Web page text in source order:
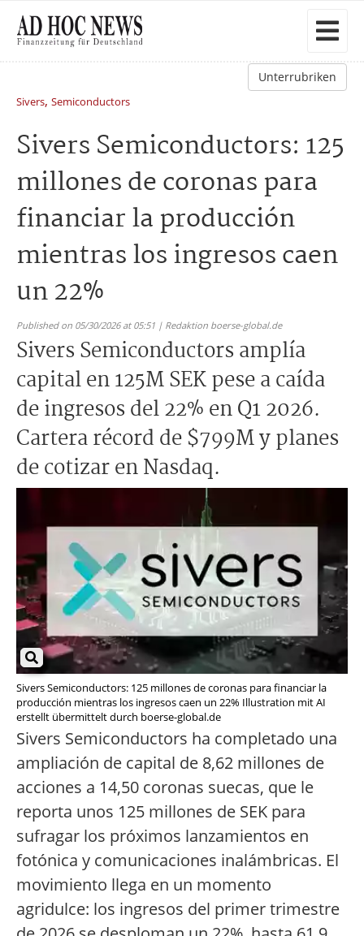
Unterrubriken
Sivers, Semiconductors
Sivers Semiconductors: 125
millones de coronas para
financiar la producción
mientras los ingresos caen
un 22%
Published on 05/30/2026 at 05:51 | Redaktion boerse-global.de
Sivers Semiconductors amplía
capital en 125M SEK pese a caída
de ingresos del 22% en Q1 2026.
Cartera récord de $799M y planes
de cotizar en Nasdaq.
Sivers Semiconductors: 125 millones de coronas para financiar la
producción mientras los ingresos caen un 22% Illustration mit AI
erstellt übermittelt durch boerse-global.de
Sivers Semiconductors ha completado una
ampliación de capital de 8,62 millones de
acciones a 14,50 coronas suecas, que le
reporta unos 125 millones de SEK para
sufragar los próximos lanzamientos en
fotónica y comunicaciones inalámbricas. El
movimiento llega en un momento
agridulce: los ingresos del primer trimestre